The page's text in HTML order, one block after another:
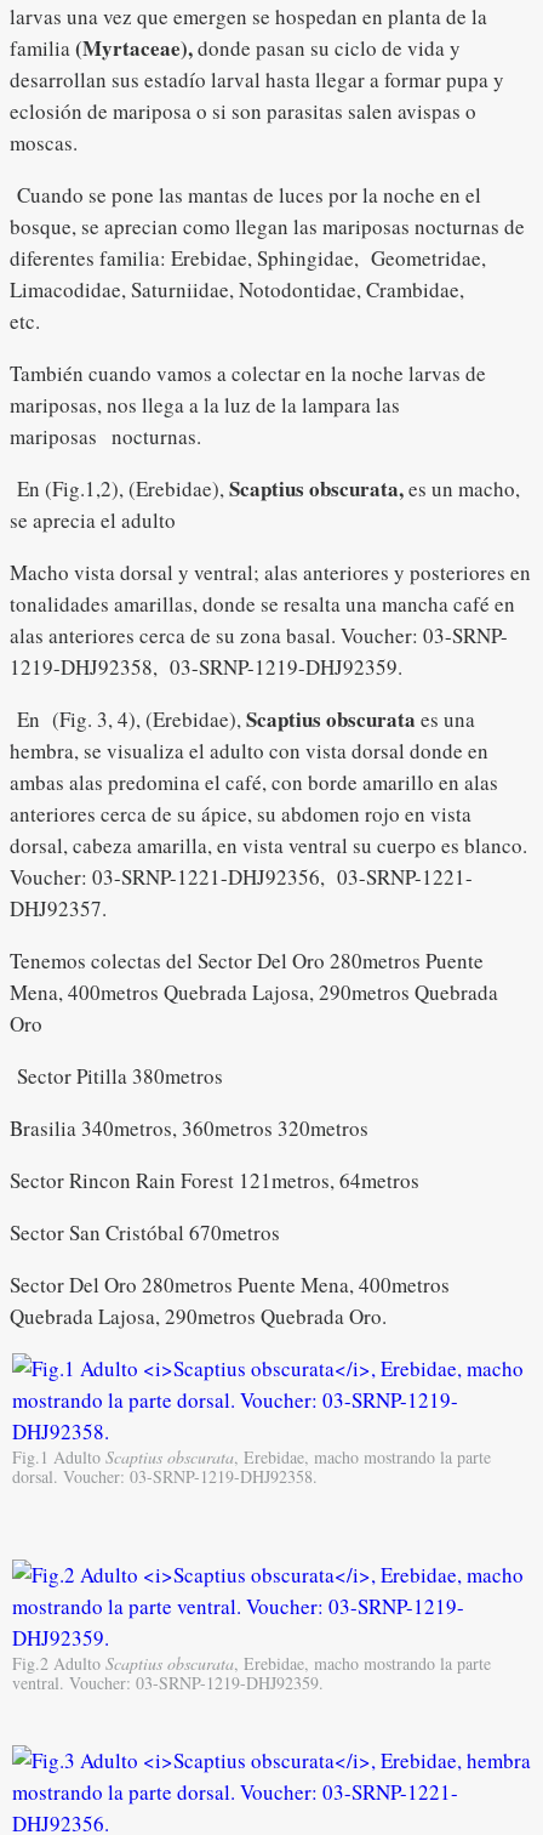
larvas una vez que emergen se hospedan en planta de la
familia(Myrtaceae),donde pasan su ciclo de vida y
desarrollan sus estadío larval hasta llegar a formar pupa y
eclosión de mariposa o si son parasitas salen avispas o
moscas.
Cuando se pone las mantas de luces por la noche en el
bosque, se aprecian como llegan las mariposas nocturnas de
diferentes familia: Erebidae, Sphingidae, Geometridae,
Limacodidae, Saturniidae, Notodontidae, Crambidae,
etc.
También cuando vamos a colectar en la noche larvas de
mariposas, nos llega a la luz de la lampara las
mariposas
En (Fig.1,2), (Erebidae),Scaptius obscurata,es un macho,
se aprecia el adulto
Macho vista dorsal y ventral; alas anteriores y posteriores en
tonalidades amarillas, donde se resalta una mancha café en
alas anteriores cerca de su zona basal. Voucher: 03-SRNP-
1219-DHJ92358, 03-SRNP-1219-DHJ92359.
En (Fig. 3, 4), (Erebidae),Scaptius obscurata es una
hembra, se visualiza el adulto con vista dorsal donde en
ambas alas predomina el café, con borde amarillo en alas
anteriores cerca de su ápice, su abdomen rojo en vista
dorsal, cabeza amarilla, en vista ventral su cuerpo es blanco.
Voucher: 03-SRNP-1221-DHJ92356, 03-SRNP-1221-
DHJ92357.
Tenemos colectas del Sector Del Oro 280metros Puente
Mena, 400metros Quebrada Lajosa, 290metros Quebrada
Oro
Sector Pitilla 380metros
Brasilia 340metros, 360metros 320metros
Sector Rincon Rain Forest 121metros, 64metros
Sector San Cristóbal 670metros
Sector Del Oro 280metros Puente Mena, 400metros
Quebrada Lajosa, 290metros Quebrada Oro.
Fig.1 Adulto Scaptius obscurata, Erebidae, macho mostrando la parte
dorsal. Voucher: 03-SRNP-1219-DHJ92358.
Fig.2 Adulto Scaptius obscurata, Erebidae, macho mostrando la parte
ventral. Voucher: 03-SRNP-1219-DHJ92359.